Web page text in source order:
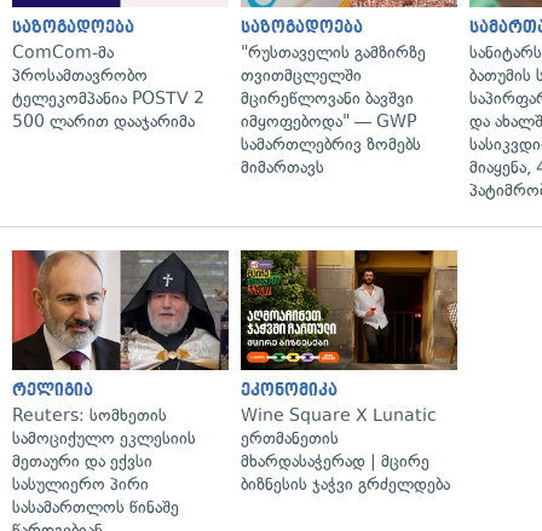
საზოგადოება
ComCom-მა
პროსამთავრობო
ტელეკომპანია POSTV 2
500 ლარით დააჯარიმა
საზოგადოება
"რუსთაველის გამზირზე
თვითმცლელში
მცირეწლოვანი ბავშვი
იმყოფებოდა" — GWP
სამართლებრივ ზომებს
მიმართავს
ბათუმის
და
რელიგია
Reuters: სომხეთის
სამოციქულო ეკლესიის
მეთაური და ექვსი
სასულიერო პირი
სასამართლოს წინაშე
ეკონომიკა
Wine Square X Lunatic
ერთმანეთის
მხარდასაჭერად | მცირე
ბიზნესის ჯაჭვი გრძელდება